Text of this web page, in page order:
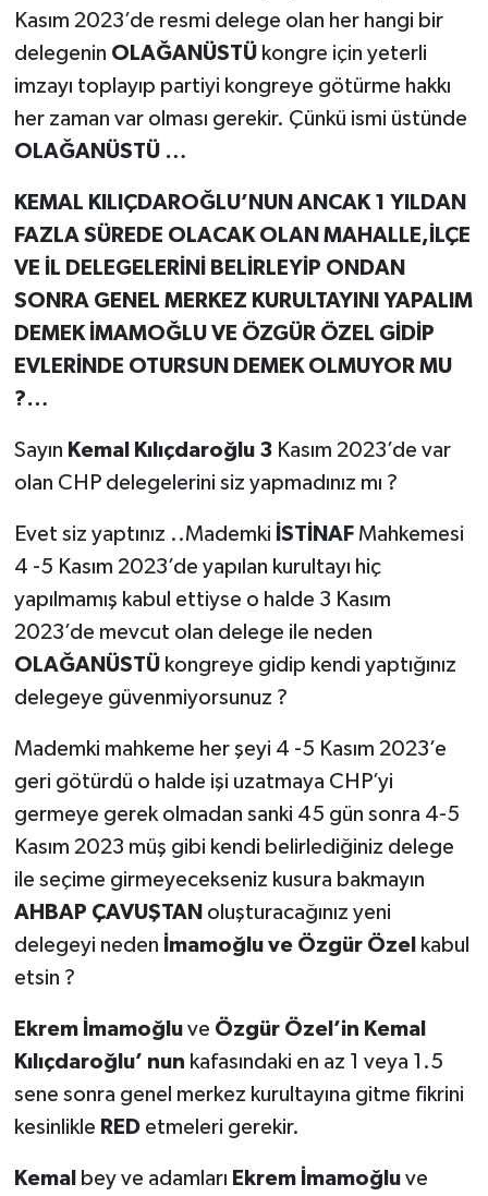
Kasım 2023’de resmi delege olan her hangi bir
delegenin OLAĞANÜSTÜkongre için yeterli
imzayı toplayıp partiyi kongreye götürme hakkı
her zaman var olması gerekir. Çünkü ismi üstünde
OLAĞANÜSTÜ …
KEMAL KILIÇDAROĞLU’NUN ANCAK 1 YILDAN
FAZLA SÜREDE OLACAK OLAN MAHALLE,İLÇE
VE İL DELEGELERİNİ BELİRLEYİP ONDAN
SONRA GENEL MERKEZ KURULTAYINI YAPALIM
DEMEK İMAMOĞLU VE ÖZGÜR ÖZEL GİDİP
EVLERİNDE OTURSUN DEMEK OLMUYOR MU
?…
Sayın Kemal Kılıçdaroğlu 3Kasım 2023’de var
olan CHP delegelerini siz yapmadınız mı ?
Evet siz yaptınız ..Mademki İSTİNAFMahkemesi
4 -5 Kasım 2023’de yapılan kurultayı hiç
yapılmamış kabul ettiyse o halde 3 Kasım
2023’de mevcut olan delege ile neden
OLAĞANÜSTÜ kongreye gidip kendi yaptığınız
delegeye güvenmiyorsunuz ?
Mademki mahkeme her şeyi 4 -5 Kasım 2023’e
geri götürdü o halde işi uzatmaya CHP’yi
germeye gerek olmadan sanki 45 gün sonra 4-5
Kasım 2023 müş gibi kendi belirlediğiniz delege
ile seçime girmeyecekseniz kusura bakmayın
AHBAP ÇAVUŞTAN oluşturacağınız yeni
delegeyi neden İmamoğlu ve Özgür Özel kabul
etsin ?
Ekrem İmamoğluve Özgür Özel’in Kemal
Kılıçdaroğlu’ nun kafasındaki en az 1 veya 1.5
sene sonra genel merkez kurultayına gitme fikrini
kesinlikle REDetmeleri gerekir.
Kemal bey ve adamları Ekrem İmamoğluve